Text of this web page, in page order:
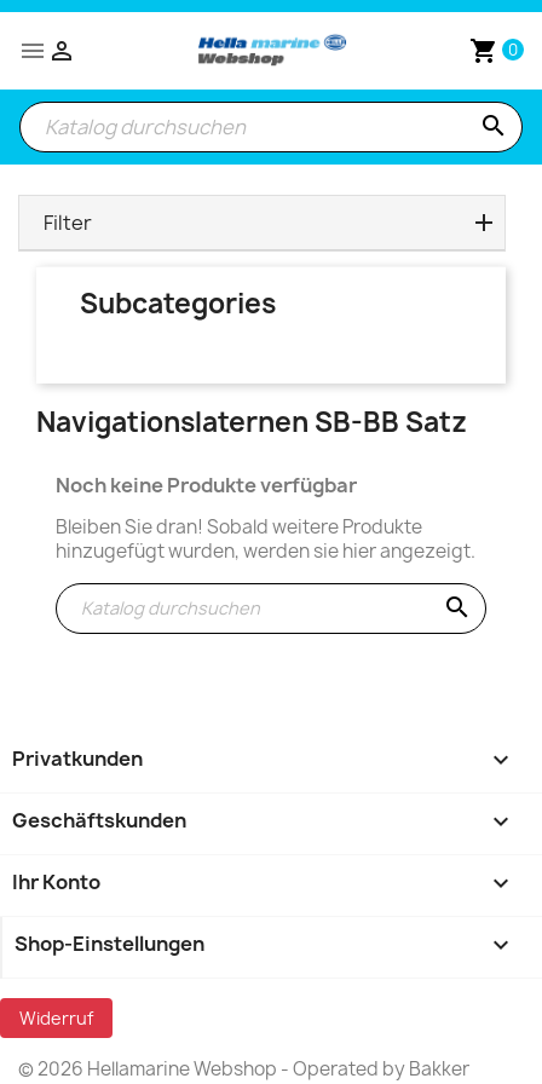
 shopping_cart 0

search
Filter
Subcategories
Navigationslaternen SB-BB Satz
Noch keine Produkte verfügbar
Bleiben Sie dran! Sobald weitere Produkte
hinzugefügt wurden, werden sie hier angezeigt.
search
Privatkunden 
Geschäftskunden 
Ihr Konto 
Shop-Einstellungen keyboard_arrow_down
Widerruf
© 2026 Hellamarine Webshop - Operated by Bakker